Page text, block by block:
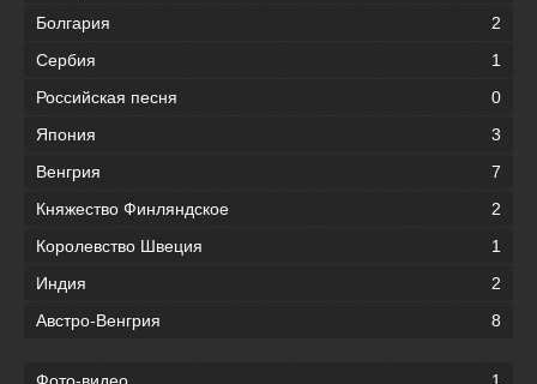
Болгария
2
Сербия
1
Российская песня
0
Япония
3
Венгрия
7
Княжество Финляндское
2
Королевство Швеция
1
Индия
2
Австро-Венгрия
8